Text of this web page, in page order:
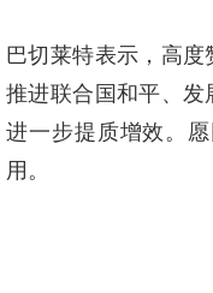
巴切莱特表示，高
推进联合国和平、
进一步提质增效。
用。